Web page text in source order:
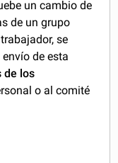
un cambio de
de un grupo
se
de esta
de los
o al comité